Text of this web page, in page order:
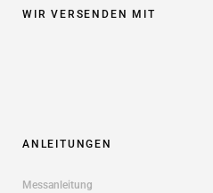
WIR VERSENDEN MIT
ANLEITUNGEN
Messanleitung